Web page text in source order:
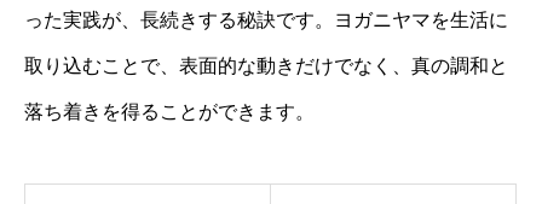
った実践が、長続きする秘訣です。ヨガニヤマを生活に
取り込むことで、表面的な動きだけでなく、真の調和と
落ち着きを得ることができます。